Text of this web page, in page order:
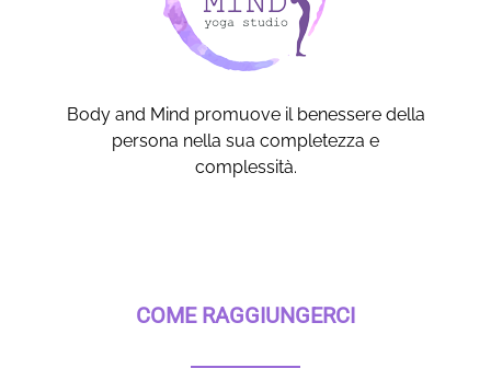
Body and Mind promuove il benessere della
persona nella sua completezza e
complessità.
COME RAGGIUNGERCI